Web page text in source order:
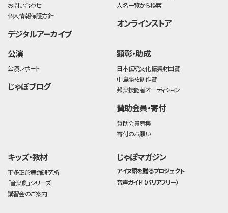
お問い合わせ
個人情報保護方針
デジタルアーカイブ
人名一覧から検索
オンラインストア
公演
公演レポート
じゃぽブログ
顕彰・助成
日本伝統文化振興財団賞
中島勝祐創作賞
邦楽技能者オーディション
賛助会員・寄付
賛助会員募集
寄付のお願い
キッズ・教材
平多正於舞踊研究所
「音楽劇」シリーズ
講習会のご案内
じゃぽマガジン
アイヌ語を贈るプロジェクト
音声ガイド（バリアフリー）